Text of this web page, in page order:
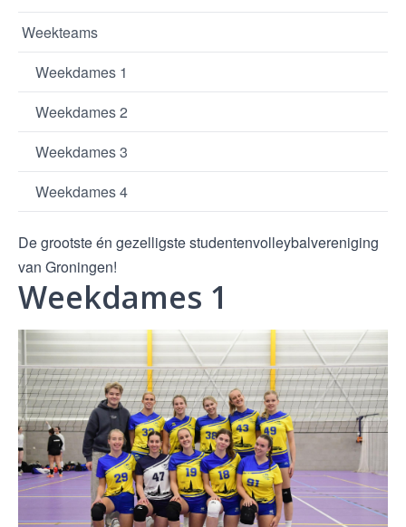
Weekteams
Weekdames 1
Weekdames 2
Weekdames 3
Weekdames 4
De grootste én gezelligste studentenvolleybalvereniging
van Groningen!
Weekdames 1